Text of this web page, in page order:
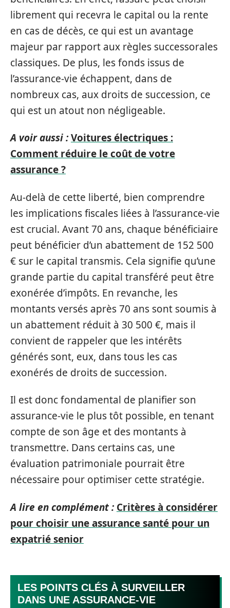
librement qui recevra le capital ou la rente
en cas de décès, ce qui est un avantage
majeur par rapport aux règles successorales
classiques. De plus, les fonds issus de
l’assurance-vie échappent, dans de
nombreux cas, aux droits de succession, ce
qui est un atout non négligeable.
A voir aussi :Voitures électriques :
Comment réduire le coût de votre
assurance ?
Au-delà de cette liberté, bien comprendre
les implications fiscales liées à l’assurance-vie
est crucial. Avant 70 ans, chaque bénéficiaire
peut bénéficier d’un abattement de 152 500
€ sur le capital transmis. Cela signifie qu’une
grande partie du capital transféré peut être
exonérée d’impôts. En revanche, les
montants versés après 70 ans sont soumis à
un abattement réduit à 30 500 €, mais il
convient de rappeler que les intérêts
générés sont, eux, dans tous les cas
exonérés de droits de succession.
Il est donc fondamental de planifier son
assurance-vie le plus tôt possible, en tenant
compte de son âge et des montants à
transmettre. Dans certains cas, une
évaluation patrimoniale pourrait être
nécessaire pour optimiser cette stratégie.
A lire en complément : Critères à considérer
pour choisir une assurance santé pour un
expatrié senior
LES POINTS CLÉS À SURVEILLER
DANS UNE ASSURANCE-VIE